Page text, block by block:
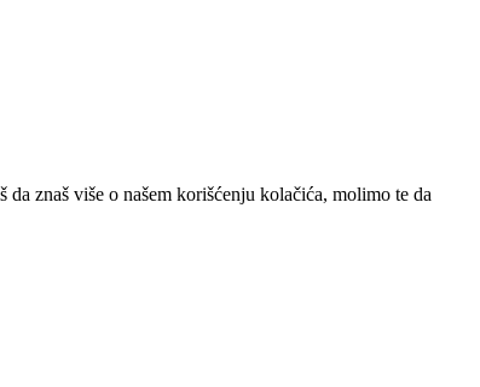
znaš više o našem korišćenju kolačića, molimo te da